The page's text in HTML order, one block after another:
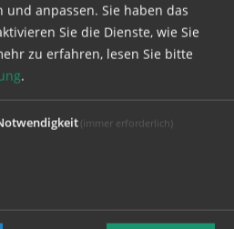
Ihrem Benutzernamen
anpassen. Sie haben das
Sie die Dienste, wie Sie
zu erfahren, lesen Sie bitte
.
(immer erforderlich)